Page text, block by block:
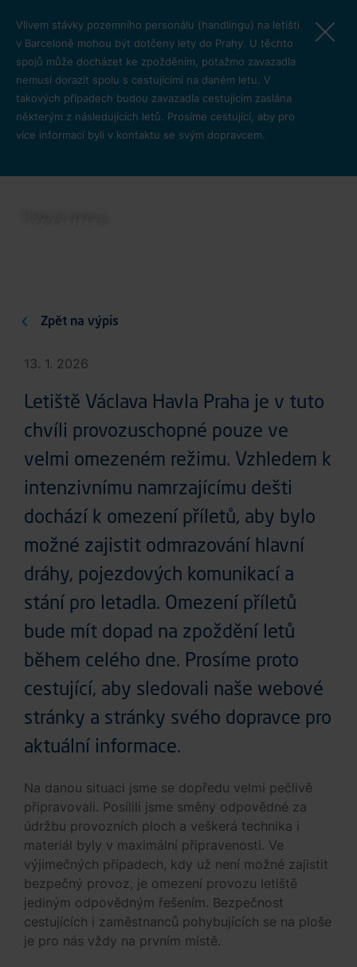
Vlivem stávky pozemního personálu (handlingu) na letišti
v Barceloně mohou být dotčeny lety do Prahy. U těchto
spojů může docházet ke zpožděním, potažmo zavazadla
nemusí dorazit spolu s cestujícími na daném letu. V
takových případech budou zavazadla cestujícím zaslána
některým z následujících letů. Prosíme cestující, aby pro
více informací byli v kontaktu se svým dopravcem.
Zpět na výpis
13. 1. 2026
Letiště Václava Havla Praha je v tuto
chvíli provozuschopné pouze ve
velmi omezeném režimu. Vzhledem k
intenzivnímu namrzajícímu dešti
dochází k omezení příletů, aby bylo
možné zajistit odmrazování hlavní
dráhy, pojezdových komunikací a
stání pro letadla. Omezení příletů
bude mít dopad na zpoždění letů
během celého dne. Prosíme proto
cestující, aby sledovali naše webové
stránky a stránky svého dopravce pro
aktuální informace.
Na danou situaci jsme se dopředu velmi pečlivě
připravovali. Posílili jsme směny odpovědné za
údržbu provozních ploch a veškerá technika i
materiál byly v maximální připravenosti. Ve
výjimečných případech, kdy už není možné zajistit
bezpečný provoz, je omezení provozu letiště
jediným odpovědným řešením. Bezpečnost
cestujících i zaměstnanců pohybujících se na ploše
je pro nás vždy na prvním místě.